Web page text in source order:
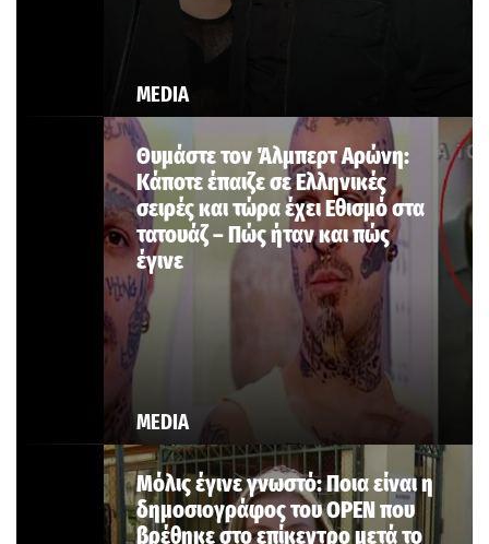
MEDIA
MEDIA
Θυμάστε τον Άλμπερτ Αρώνη:
Κάποτε έπαιζε σε Ελληνικές
σειρές και τώρα έχει Εθισμό στα
τατουάζ – Πώς ήταν και πώς
έγινε
Μόλις έγινε γνωστό: Ποια είναι η
δημοσιογράφος του OPEN που
βρέθηκε στο επίκεντρο μετά το